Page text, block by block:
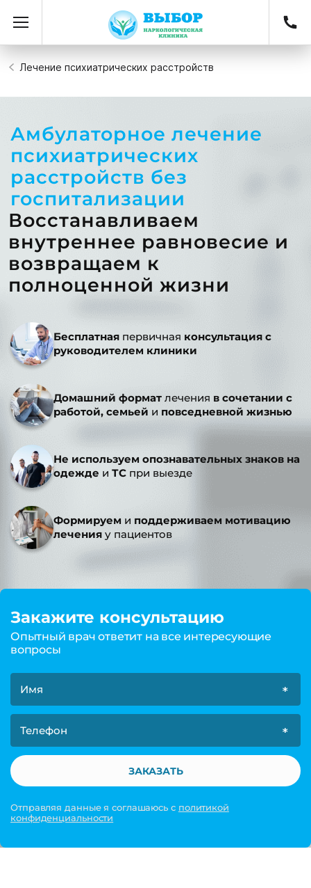
Лечение психиатрических расстройств
Амбулаторное лечение
психиатрических
расстройств без
госпитализации
Восстанавливаем
внутреннее равновесие и
возвращаем к
полноценной жизни
Бесплатная первичная консультация с
руководителем клиники
Домашний формат лечения в сочетании с
работой, семьей и повседневной жизнью
Не используем опознавательных знаков на
одежде и ТС при выезде
Формируем и поддерживаем мотивацию
лечения у пациентов
Закажите консультацию
Опытный врач ответит на все интересующие
вопросы
ЗАКАЗАТЬ
Отправляя данные я соглашаюсь с политикой
конфиденциальности